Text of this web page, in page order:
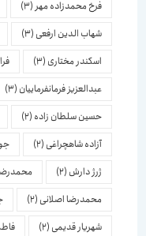
فرخ محمدزاده مهر (3)
شهاب الدین ارفعی(3)
اسكندر مختاری(3)
عبدالعزیز فرمانفرماییان(3)
حسین سلطان زاده(2)
آزاده شاهچراغی(2)
ژرژ دارش(2) محمدرضا
محمدرضا اصلانی(2)
شهریار قدیمی(2)